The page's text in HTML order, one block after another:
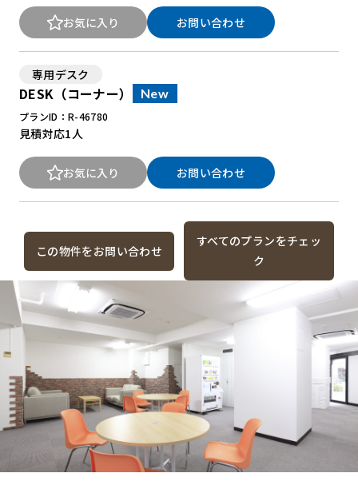
お気に入り お問い合わせ
専用デスク
DESK（コーナー） New
プランID：R-46780
見積対応1人
お気に入り お問い合わせ
この物件をお問い合わせ
すべてのプランをチェッ
ク